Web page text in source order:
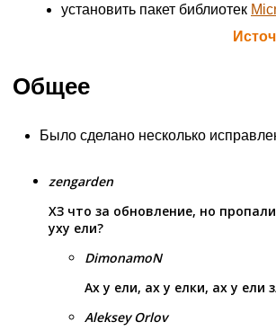
установить пакет библиотек
Общее
Было сделано несколько
zengarden
ХЗ что за обновление, но
уху ели?
DimonamoN
Ах у ели, ах у елки, ах у
Aleksey Orlov